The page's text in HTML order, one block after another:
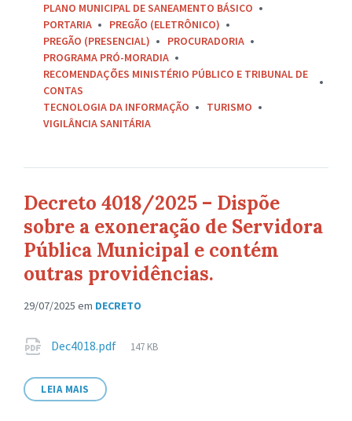
PLANO MUNICIPAL DE SANEAMENTO BÁSICO
PORTARIA
PREGÃO (ELETRÔNICO)
PREGÃO (PRESENCIAL)
PROCURADORIA
PROGRAMA PRÓ-MORADIA
RECOMENDAÇÕES MINISTÉRIO PÚBLICO E TRIBUNAL DE
CONTAS
TECNOLOGIA DA INFORMAÇÃO
TURISMO
VIGILÂNCIA SANITÁRIA
Decreto 4018/2025 – Dispõe
sobre a exoneração de Servidora
Pública Municipal e contém
outras providências.
29/07/2025 em DECRETO
Anexos
Dec4018.pdf
Tamanho
147 KB
LEIA MAIS